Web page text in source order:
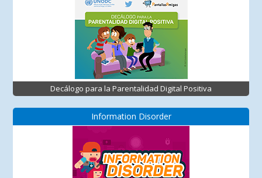
Decálogo para la Parentalidad Digital Positiva
Information Disorder